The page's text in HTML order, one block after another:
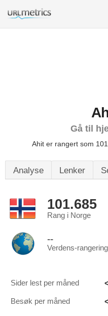
Gå til
Ahit er rangert som
Analyse Lenker
101.685
Rang i Norge
--
Verdens-rangering
Sider lest per måned
Besøk per måned